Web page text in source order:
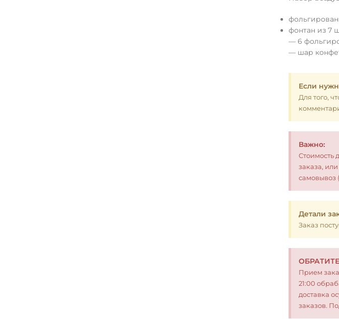
фонтан из 7
— 6
— шар
Если
Для того,
Важно:
Стоимость
заказа,
самовывоз
Детали
Заказ
Прием
21:00
доставка
заказов.